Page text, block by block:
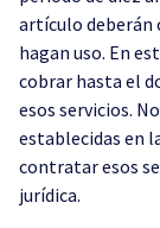
artículo deberán
hagan uso. En
cobrar hasta el
esos servicios.
establecidas en
contratar esos
jurídica.